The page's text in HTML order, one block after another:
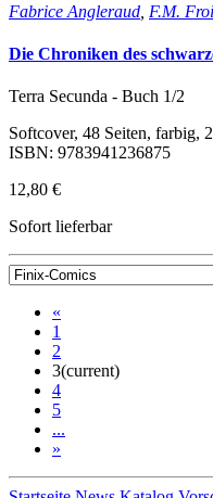
Fabrice Angleraud F.M.
Die Chroniken des
Terra Secunda - Buch 1/2
Softcover, 48 Seiten, farbig,
ISBN: 9783941236875
12,80 €
Sofort lieferbar
«
1
2
3(current)
4
5
...
»